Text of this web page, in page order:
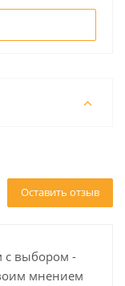
Оставить отзыв
с выбором -
мнением